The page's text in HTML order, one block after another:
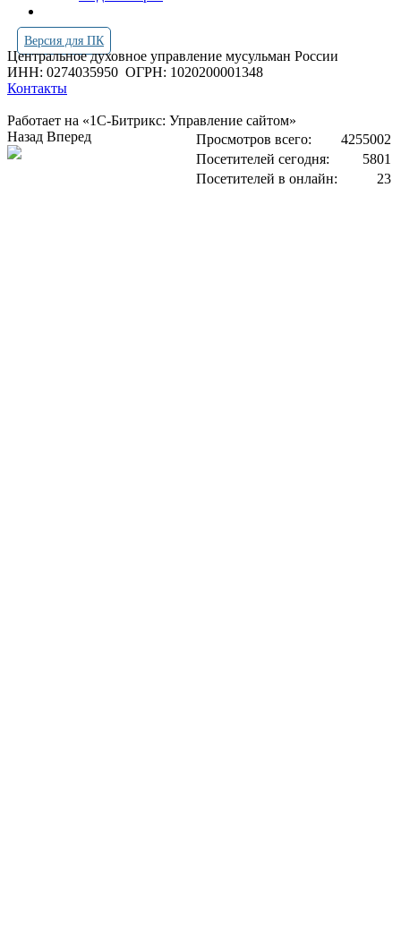
Версия для ПК
Центральное духовное управление мусульман России
ИНН: 0274035950 ОГРН: 1020200001348
Контакты
Работает на «1С-Битрикс: Управление сайтом»
Просмотров всего:
4255002
Посетителей сегодня:
5801
Посетителей в онлайн:
23
Назад Вперед